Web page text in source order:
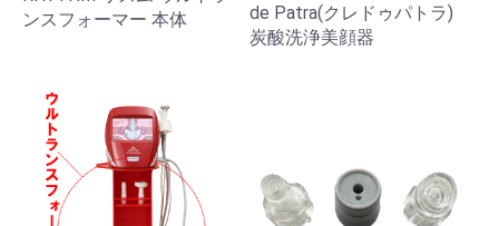
ンスフォーマー 本体
de Patra(クレドゥパトラ)
炭酸洗浄美顔器